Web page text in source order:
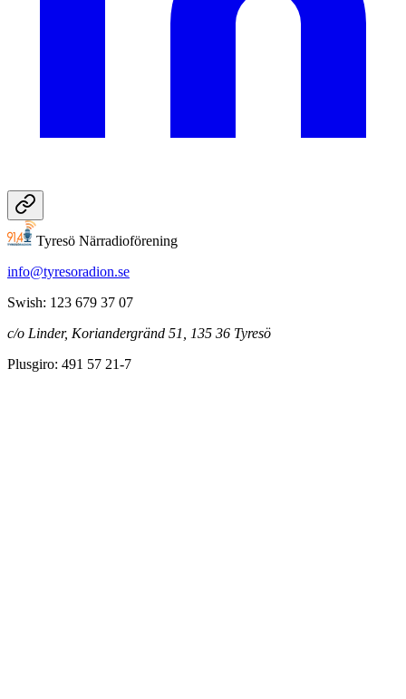
Tyresö Närradioförening
info@tyresoradion.se
Swish: 123 679 37 07
c/o Linder, Koriandergränd 51, 135 36 Tyresö
Plusgiro: 491 57 21-7